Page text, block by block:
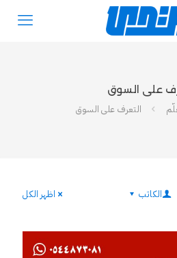
على السوق
التعرف على السوق
الكاتب اظهر الكل